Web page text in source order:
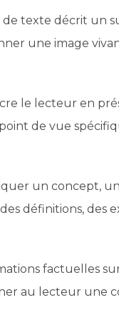
de texte décrit un
une image
le lecteur en
de vue
un concept,
définitions, des
factuelles
au lecteur une